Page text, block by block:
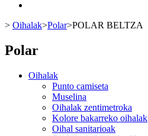
> Oihalak>Polar>POLAR BELTZA
Polar
Oihalak
Punto camiseta
Muselina
Oihalak zentimetroka
Kolore bakarreko oihalak
Oihal sanitarioak